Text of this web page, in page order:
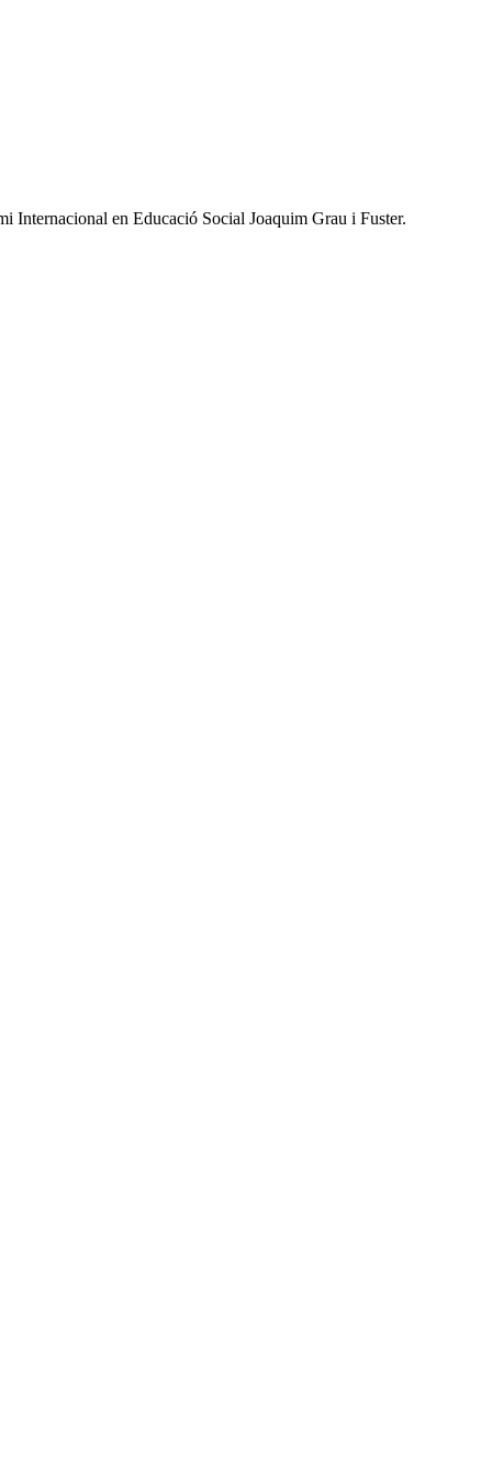
Internacional en Educació Social Joaquim Grau i Fuster.